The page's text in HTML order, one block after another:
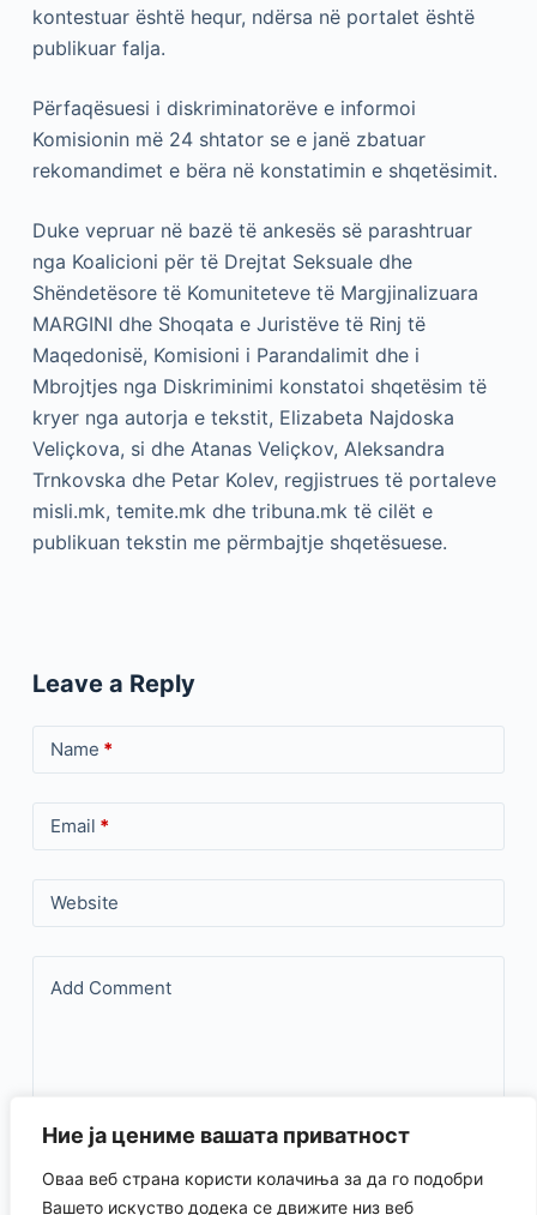
Ние ја цениме вашата приватност
Оваа веб страна користи колачиња за да го подобри
Вашето искуство додека се движите низ веб
kontestuar është hequr, ndërsa në portalet është
publikuar falja.
Përfaqësuesi i diskriminatorëve e informoi
Komisionin më 24 shtator se e janë zbatuar
rekomandimet e bëra në konstatimin e shqetësimit.
Duke vepruar në bazë të ankesës së parashtruar
nga Koalicioni për të Drejtat Seksuale dhe
Shëndetësore të Komuniteteve të Margjinalizuara
MARGINI dhe Shoqata e Juristëve të Rinj të
Maqedonisë, Komisioni i Parandalimit dhe i
Mbrojtjes nga Diskriminimi konstatoi shqetësim të
kryer nga autorja e tekstit, Elizabeta Najdoska
Veliçkova, si dhe Atanas Veliçkov, Aleksandra
Trnkovska dhe Petar Kolev, regjistrues të portaleve
misli.mk, temite.mk dhe tribuna.mk të cilët e
publikuan tekstin me përmbajtje shqetësuese.
Leave a Reply
Name *
Email *
Website
Add Comment
Save my name, email, and website in this browser for the